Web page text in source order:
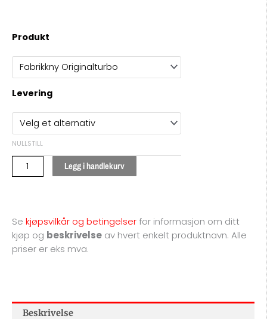
Produkt
Levering
NULLSTILL
8981506883
VIHM
DMAX
/
4JK1-
TC
-
TURBO
antall
Legg i handlekurv
Se kjøpsvilkår og betingelserfor informasjon om ditt
kjøp og beskrivelse av hvert enkelt produktnavn. Alle
priser er eks mva.
Beskrivelse